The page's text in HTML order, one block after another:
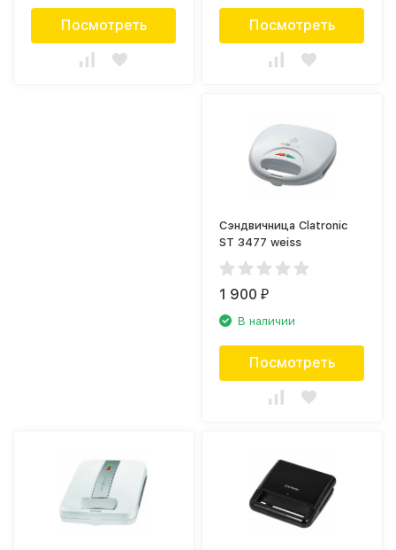
Посмотреть Посмотреть
Сэндвичница Clatronic
ST 3477 weiss
1 900₽
В наличии
Посмотреть